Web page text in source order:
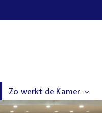
Zo werkt de Kamer